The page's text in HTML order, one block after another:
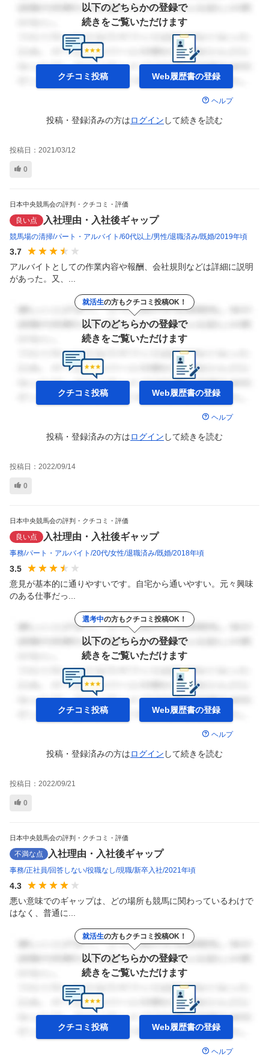
以下のどちらかの登録で
続きをご覧いただけます
クチコミ投稿 Web履歴書の登録
ヘルプ
投稿・登録済みの方はログイン して続きを読む
投稿日： 2021/03/12
0
日本中央競馬会の評判・クチコミ・評価
良い点 入社理由・入社後ギャップ
競馬場の清掃 パート・アルバイト 60代以上 男性 退職済み 既婚 2019年頃
3.7
アルバイトとしての作業内容や報酬、会社規則などは詳細に説明
があった。又、...
就活生の方もクチコミ投稿OK！
以下のどちらかの登録で
続きをご覧いただけます
クチコミ投稿 Web履歴書の登録
ヘルプ
投稿・登録済みの方はログイン して続きを読む
投稿日： 2022/09/14
0
日本中央競馬会の評判・クチコミ・評価
良い点 入社理由・入社後ギャップ
事務 パート・アルバイト 20代 女性 退職済み 既婚 2018年頃
3.5
意見が基本的に通りやすいです。自宅から通いやすい。元々興味
のある仕事だっ...
選考中の方もクチコミ投稿OK！
以下のどちらかの登録で
続きをご覧いただけます
クチコミ投稿 Web履歴書の登録
ヘルプ
投稿・登録済みの方はログイン して続きを読む
投稿日： 2022/09/21
0
日本中央競馬会の評判・クチコミ・評価
不満な点 入社理由・入社後ギャップ
事務 正社員 回答しない 役職なし 現職 新卒入社 2021年頃
4.3
悪い意味でのギャップは、どの場所も競馬に関わっているわけで
はなく、普通に...
就活生の方もクチコミ投稿OK！
以下のどちらかの登録で
続きをご覧いただけます
クチコミ投稿 Web履歴書の登録
ヘルプ